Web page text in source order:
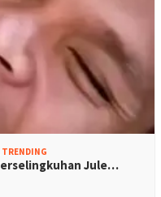
TRENDING
Jule…